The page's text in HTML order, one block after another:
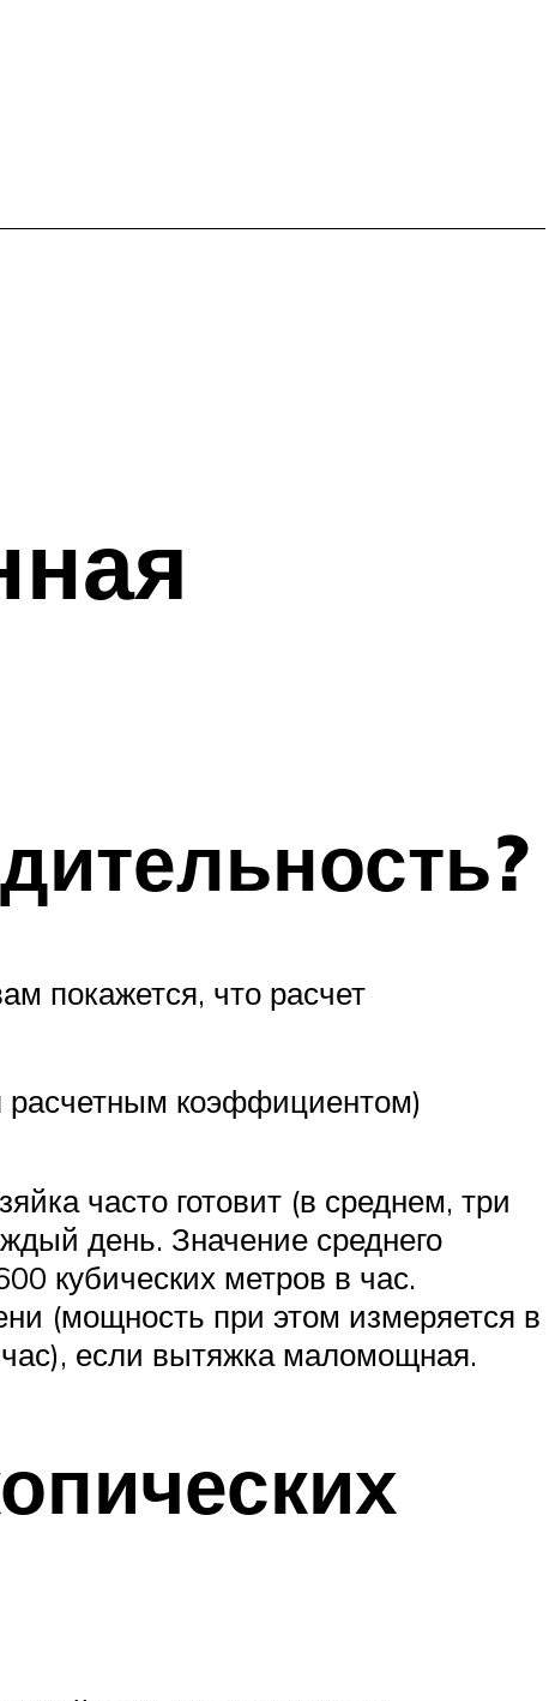
покажется, что расчет
расчетным коэффициентом)
часто готовит (в среднем, три
день. Значение среднего
кубических метров в час.
(мощность при этом измеряется в
если вытяжка маломощная.